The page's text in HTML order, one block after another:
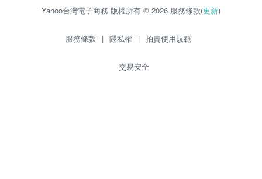
Yahoo台灣電子商務 版權所有 © 2026 服務條款(更新)
服務條款 | 隱私權 | 拍賣使用規範
交易安全